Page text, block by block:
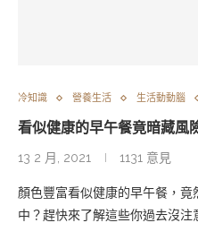
冷知識 營養生活 生活動動腦
看似健康的早午餐竟暗藏風
13 2 月, 2021 1131 意見
顏色豐富看似健康的早午餐，
中？趕快來了解這些你過去沒注